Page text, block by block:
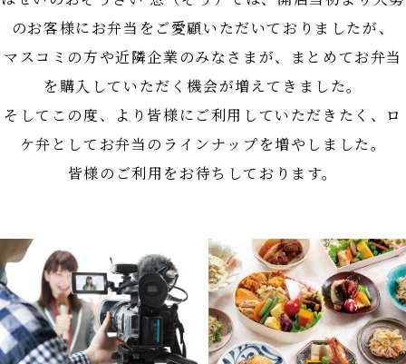
のお客様にお弁当をご愛顧いただいておりましたが、
マスコミの方や近隣企業のみなさまが、まとめてお弁当
を購入していただく機会が増えてきました。
そしてこの度、より皆様にご利用していただきたく、ロ
ケ弁としてお弁当のラインナップを増やしました。
皆様のご利用をお待ちしております。